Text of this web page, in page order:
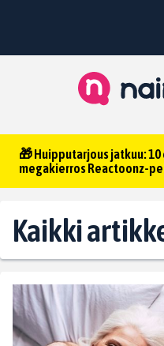
🎁 Huipputarjous jatkuu:
megakierros Reactoonz-
Kaikki